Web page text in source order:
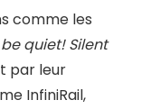
comme les
be quiet! Silent
par leur
InfiniRail,